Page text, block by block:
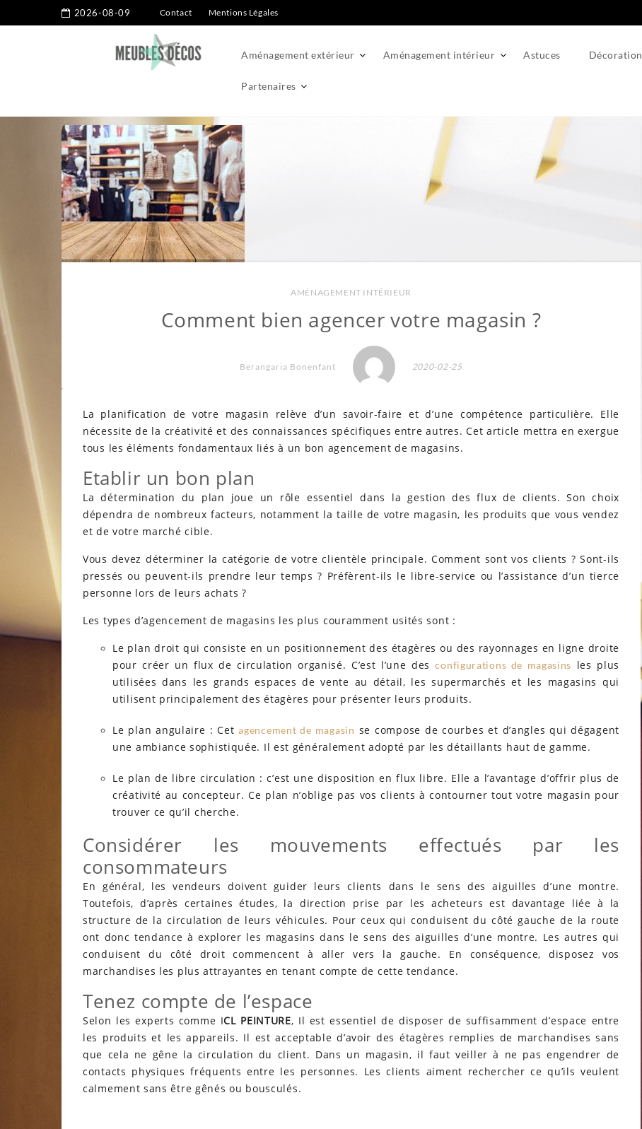
2026-08-09 Contact Mentions Légales
Aménagement extérieur Aménagement intérieur Astuces Décoration
Partenaires
AMÉNAGEMENT INTÉRIEUR
Comment bien agencer votre magasin ?
Berangaria Bonenfant 2020-02-25
La planification de votre magasin relève d’un savoir-faire et d’une compétence particulière. Elle
nécessite de la créativité et des connaissances spécifiques entre autres. Cet article mettra en exergue
tous les éléments fondamentaux liés à un bon agencement de magasins.
Etablir un bon plan
La détermination du plan joue un rôle essentiel dans la gestion des flux de clients. Son choix
dépendra de nombreux facteurs, notamment la taille de votre magasin, les produits que vous vendez
et de votre marché cible.
Vous devez déterminer la catégorie de votre clientèle principale. Comment sont vos clients ? Sont-ils
pressés ou peuvent-ils prendre leur temps ? Préfèrent-ils le libre-service ou l’assistance d’un tierce
personne lors de leurs achats ?
Les types d’agencement de magasins les plus couramment usités sont :
Le plan droit qui consiste en un positionnement des étagères ou des rayonnages en ligne droite
pour créer un flux de circulation organisé. C’est l’une desconfigurations de magasins les plus
utilisées dans les grands espaces de vente au détail, les supermarchés et les magasins qui
utilisent principalement des étagères pour présenter leurs produits.
Le plan angulaire : Cetagencement de magasin se compose de courbes et d’angles qui dégagent
une ambiance sophistiquée. Il est généralement adopté par les détaillants haut de gamme.
Le plan de libre circulation : c’est une disposition en flux libre. Elle a l’avantage d’offrir plus de
créativité au concepteur. Ce plan n’oblige pas vos clients à contourner tout votre magasin pour
trouver ce qu’il cherche.
Considérer les mouvements effectués par les
consommateurs
En général, les vendeurs doivent guider leurs clients dans le sens des aiguilles d’une montre.
Toutefois, d’après certaines études, la direction prise par les acheteurs est davantage liée à la
structure de la circulation de leurs véhicules. Pour ceux qui conduisent du côté gauche de la route
ont donc tendance à explorer les magasins dans le sens des aiguilles d’une montre. Les autres qui
conduisent du côté droit commencent à aller vers la gauche. En conséquence, disposez vos
marchandises les plus attrayantes en tenant compte de cette tendance.
Tenez compte de l’espace
Selon les experts comme ICL PEINTURE, Il est essentiel de disposer de suffisamment d’espace entre
les produits et les appareils. Il est acceptable d’avoir des étagères remplies de marchandises sans
que cela ne gêne la circulation du client. Dans un magasin, il faut veiller à ne pas engendrer de
contacts physiques fréquents entre les personnes. Les clients aiment rechercher ce qu’ils veulent
calmement sans être gênés ou bousculés.